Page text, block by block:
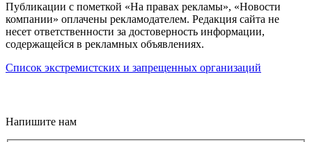
Публикации с пометкой «На правах рекламы», «Новости
компании» оплачены рекламодателем. Редакция сайта не
несет ответственности за достоверность информации,
содержащейся в рекламных объявлениях.
Список экстремистских и запрещенных организаций
Напишите нам